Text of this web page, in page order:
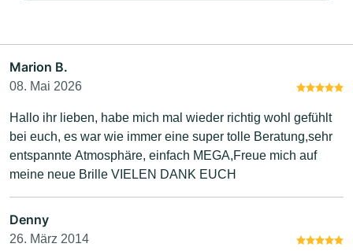
Marion B.
08. Mai 2026
Hallo ihr lieben, habe mich mal wieder richtig wohl gefühlt
bei euch, es war wie immer eine super tolle Beratung,sehr
entspannte Atmosphäre, einfach MEGA,Freue mich auf
meine neue Brille VIELEN DANK EUCH
Denny
26. März 2014